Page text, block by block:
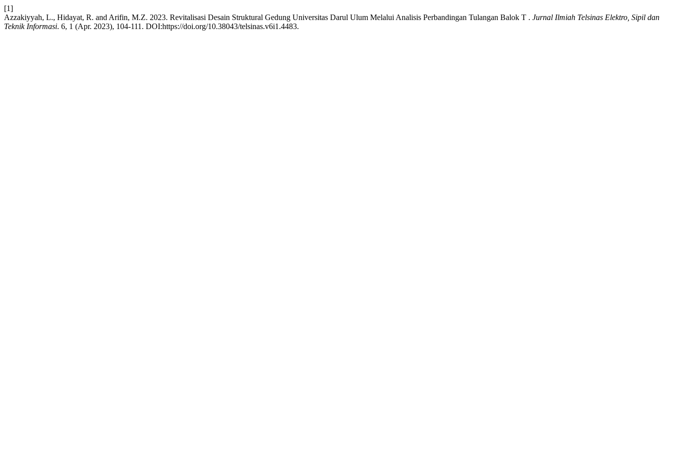
[1]
Azzakiyyah, L., Hidayat, R. and Arifin, M.Z. 2023. Revitalisasi Desain Struktural Gedung Universitas Darul Ulum Melalui Analisis Perbandingan Tulangan Balok T . Jurnal Ilmiah Telsinas Elektro, Sipil dan
Teknik Informasi. 6, 1 (Apr. 2023), 104-111. DOI:https://doi.org/10.38043/telsinas.v6i1.4483.